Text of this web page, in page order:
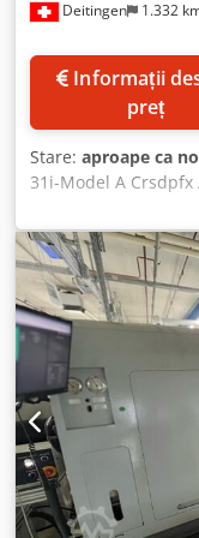
Deitingen 1.332
preț
Stare: aproape ca
31i-Model A
Y / Z: 280 / 330 /
mm Turație ax
15 poziții Greutate:
aprox. 1.300 x